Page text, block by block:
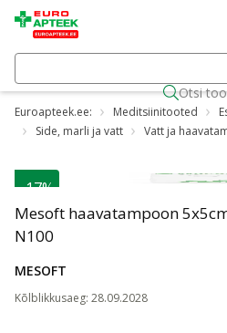
Otsi
Euroapteek.ee: Meditsiinitooted
Side, marli ja vatt
Vatt ja
-17%
Mesoft haavatampoon
N100
MESOFT
Kõlblikkusaeg: 28.09.2028